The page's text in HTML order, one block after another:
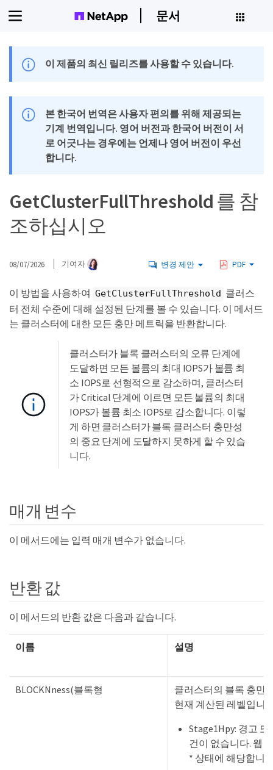
문서
이 제품의 최신 릴리즈를 사용할 수 있습니다.
본 한국어 번역은 사용자 편의를 위해 제공되는
기계 번역입니다. 영어 버전과 한국어 버전이 서
로 어긋나는 경우에는 언제나 영어 버전이 우선
합니다.
GetClusterFullThreshold 를 참
조하십시오
08/07/2026 기여자 변경 제안 PDF
이 방법을 사용하여 GetClusterFullThreshold 클러스
터 전체 수준에 대해 설정된 단계를 볼 수 있습니다. 이 메서드
는 클러스터에 대한 모든 충만 메트릭을 반환합니다.
클러스터가 블록 클러스터의 오류 단계에
도달하면 모든 볼륨의 최대 IOPS가 볼륨 최
소 IOPS로 선형적으로 감소하며, 클러스터
가 Critical 단계에 이르면 모든 볼륨의 최대
IOPS가 볼륨 최소 IOPS로 감소합니다. 이렇
게 하면 클러스터가 블록 클러스터 충만성
의 중요 단계에 도달하지 못하게 할 수 있습
니다.
매개 변수
이 메서드에는 입력 매개 변수가 없습니다.
반환 값
이 메서드의 반환 값은 다음과 같습니다.
이름 설명
BLOCKNness(블록형
클러스터의 블록 충만
현재 계산된 레벨입니
Stage1Hpy: 경고 또
건이 없습니다. 웹
* 상태에 해당합니